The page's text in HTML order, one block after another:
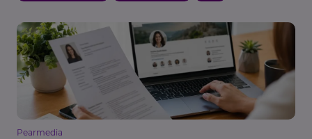
Pearmedia